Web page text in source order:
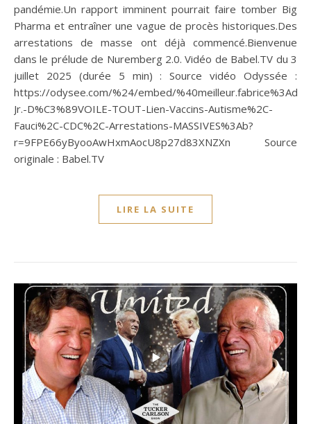
pandémie.Un rapport imminent pourrait faire tomber Big
Pharma et entraîner une vague de procès historiques.Des
arrestations de masse ont déjà commencé.Bienvenue
dans le prélude de Nuremberg 2.0. Vidéo de Babel.TV du 3
juillet 2025 (durée 5 min) : Source vidéo Odyssée :
https://odysee.com/%24/embed/
Jr.-D%C3%89VOILE-TOUT-Lien-Vaccins-Autisme%2C-
Fauci%2C-CDC%2C-Arrestations-MASSIVES%3Ab?
r=9FPE66yByooAwHxmAocU8p27d83XNZXn Source
originale : Babel.TV
LIRE LA SUITE